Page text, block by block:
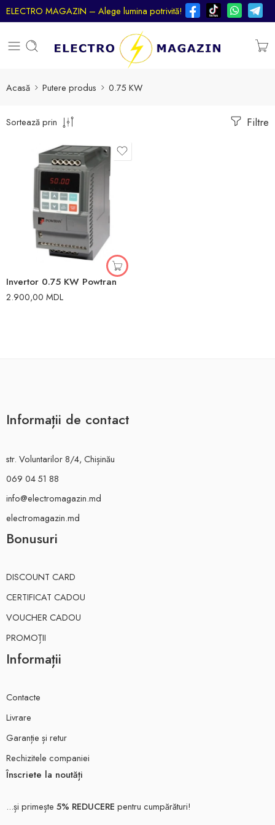
ELECTRO MAGAZIN – Alege lumina potrivită!
Acasă Putere produs 0.75 KW
Filtre
Sortează prin
Invertor 0.75 KW Powtran
2.900,00 MDL
Informații de contact
str. Voluntarilor 8/4, Chișinău
069 04 51 88
info@electromagazin.md
electromagazin.md
Bonusuri
DISCOUNT CARD
CERTIFICAT CADOU
VOUCHER CADOU
PROMOȚII
Informații
Contacte
Livrare
Garanție și retur
Rechizitele companiei
Înscriete la noutăți
...și primește 5% REDUCERE pentru cumpărături!